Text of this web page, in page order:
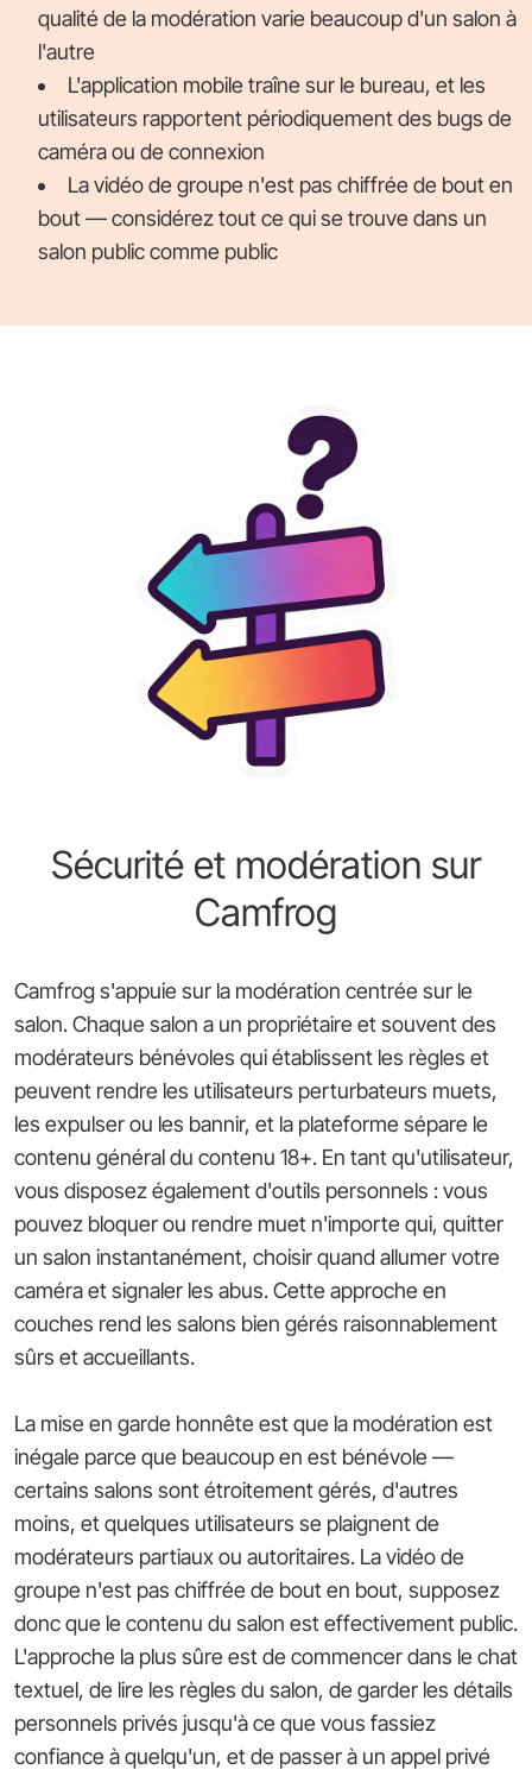
qualité de la modération varie beaucoup d'un salon à
l'autre
L'application mobile traîne sur le bureau, et les
utilisateurs rapportent périodiquement des bugs de
caméra ou de connexion
La vidéo de groupe n'est pas chiffrée de bout en
bout — considérez tout ce qui se trouve dans un
salon public comme public
Sécurité et modération sur
Camfrog
Camfrog s'appuie sur la modération centrée sur le
salon. Chaque salon a un propriétaire et souvent des
modérateurs bénévoles qui établissent les règles et
peuvent rendre les utilisateurs perturbateurs muets,
les expulser ou les bannir, et la plateforme sépare le
contenu général du contenu 18+. En tant qu'utilisateur,
vous disposez également d'outils personnels : vous
pouvez bloquer ou rendre muet n'importe qui, quitter
un salon instantanément, choisir quand allumer votre
caméra et signaler les abus. Cette approche en
couches rend les salons bien gérés raisonnablement
sûrs et accueillants.
La mise en garde honnête est que la modération est
inégale parce que beaucoup en est bénévole —
certains salons sont étroitement gérés, d'autres
moins, et quelques utilisateurs se plaignent de
modérateurs partiaux ou autoritaires. La vidéo de
groupe n'est pas chiffrée de bout en bout, supposez
donc que le contenu du salon est effectivement public.
L'approche la plus sûre est de commencer dans le chat
textuel, de lire les règles du salon, de garder les détails
personnels privés jusqu'à ce que vous fassiez
confiance à quelqu'un, et de passer à un appel privé